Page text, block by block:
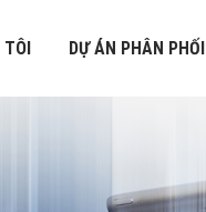
TÔI DỰ ÁN PHÂN PHỐI